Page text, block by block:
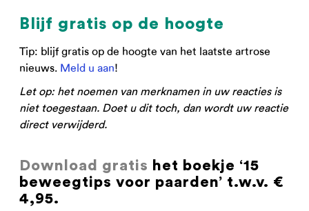
Blijf gratis op de hoogte
Tip: blijf gratis op de hoogte van het laatste artrose
nieuws. Meld u aan!
Let op: het noemen van merknamen in uw reacties is
niet toegestaan. Doet u dit toch, dan wordt uw reactie
direct verwijderd.
Download gratis het boekje ‘15
beweegtips voor paarden’ t.w.v. €
4,95.